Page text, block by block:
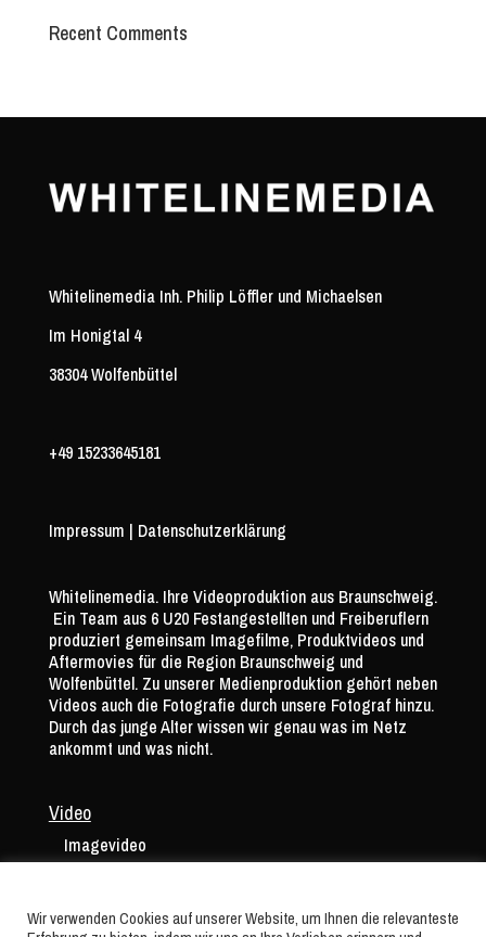
Recent Comments
Whitelinemedia Inh. Philip Löffler und Michaelsen
Im Honigtal 4
38304 Wolfenbüttel
+49 15233645181
Impressum | Datenschutzerklärung
Whitelinemedia. Ihre Videoproduktion aus Braunschweig.
Ein Team aus 6 U20 Festangestellten und Freiberuflern
produziert gemeinsam Imagefilme, Produktvideos und
Aftermovies für die Region Braunschweig und
Wolfenbüttel. Zu unserer Medienproduktion gehört neben
Videos auch die Fotografie durch unsere Fotograf hinzu.
Durch das junge Alter wissen wir genau was im Netz
ankommt und was nicht.
Video
Imagevideo
Wir verwenden Cookies auf unserer Website, um Ihnen die relevanteste